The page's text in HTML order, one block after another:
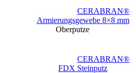
CERABRAN®
Armierungsgewebe 8×8 mm
Oberputze
CERABRAN®
FDX Steinputz